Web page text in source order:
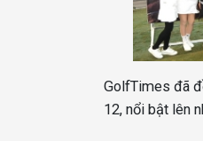
GolfTimes đã
12, nổi bật lên